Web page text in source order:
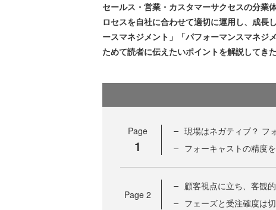
セールス・営業・カスタマーサクセスの分業
ロセスを自社に合わせて適切に運用し、成長
ースマネジメント」「パフォーマンスマネジ
ためて読者に伝えたいポイントを解説してき
Page
1
現場はネガティブ？ フ
フォーキャストの精度
Page 2
顧客視点に立ち、客観
フェーズと受注確度は